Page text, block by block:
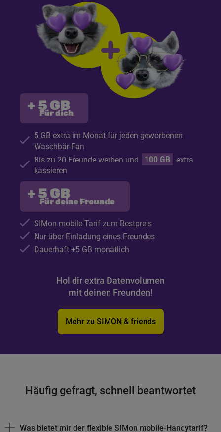
+ 5GB
Für dich
5 GB extra im Monat für jeden geworbenen
Waschbär-Fan
Bis zu 20 Freunde werben und
100 GB
extra
kassieren
+ 5GB
Für deine Freunde
SIMon mobile-Tarif zum Bestpreis
Nur über Einladung eines Freundes
Dauerhaft +5 GB monatlich
Hol dir extra Datenvolumen
mit deinen Freunden!
Mehr zu SIMON & friends
Häufig gefragt, schnell beantwortet
Was bietet mir der flexible SIMon mobile-Handytarif?